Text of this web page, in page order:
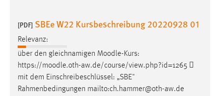
[PDF] SBEe W22 Kursbeschreibung 20220928 01
Relevanz:
über den gleichnamigen Moodle-Kurs:
https://moodle.oth-aw.de/course/view.php?id=1265 
mit dem Einschreibeschlüssel: „SBE"
Rahmenbedingungen mailto:ch.hammer@oth-aw.de